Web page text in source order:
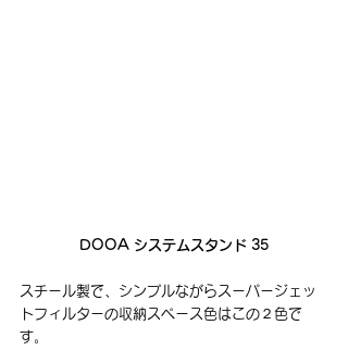
DOOA システムスタンド 35
スチール製で、シンプルながらスーパージェッ
トフィルターの収納スペース色はこの２色で
す。